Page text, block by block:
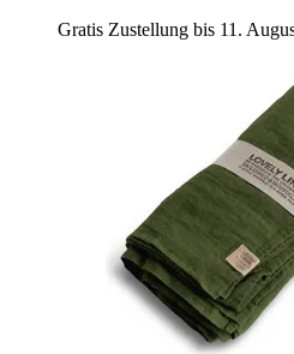
Gratis Zustellung bis 11.